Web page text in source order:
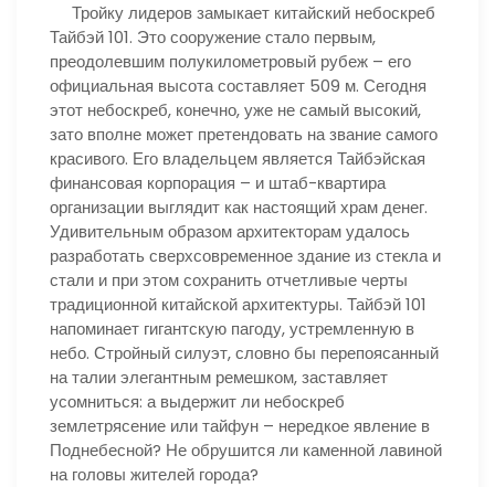
Тройку лидеров замыкает китайский небоскреб
Тайбэй 101. Это сооружение стало первым,
преодолевшим полукилометровый рубеж – его
официальная высота составляет 509 м. Сегодня
этот небоскреб, конечно, уже не самый высокий,
зато вполне может претендовать на звание самого
красивого. Его владельцем является Тайбэйская
финансовая корпорация – и штаб-квартира
организации выглядит как настоящий храм денег.
Удивительным образом архитекторам удалось
разработать сверхсовременное здание из стекла и
стали и при этом сохранить отчетливые черты
традиционной китайской архитектуры. Тайбэй 101
напоминает гигантскую пагоду, устремленную в
небо. Стройный силуэт, словно бы перепоясанный
на талии элегантным ремешком, заставляет
усомниться: а выдержит ли небоскреб
землетрясение или тайфун – нередкое явление в
Поднебесной? Не обрушится ли каменной лавиной
на головы жителей города?